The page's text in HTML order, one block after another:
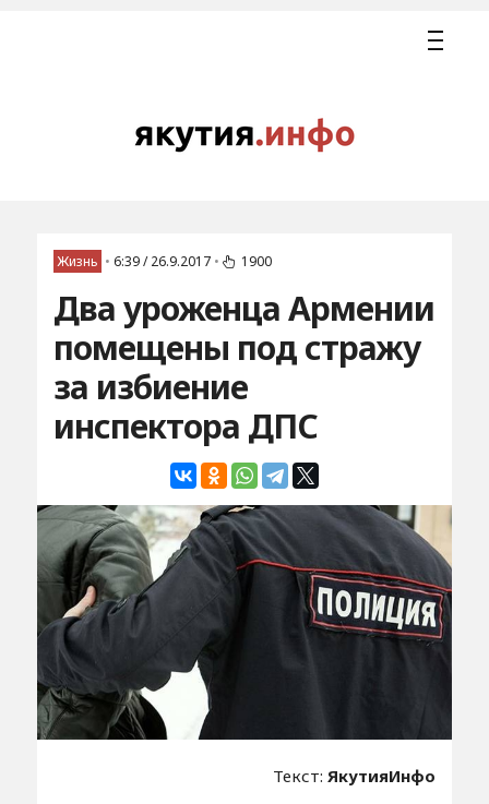
Жизнь • 6:39 / 26.9.2017 • 1900
Два уроженца Армении
помещены под стражу
за избиение
инспектора ДПС
Текст: ЯкутияИнфо